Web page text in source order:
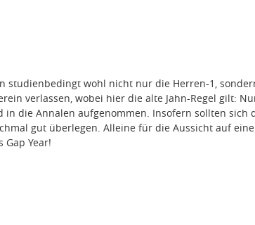
studienbedingt wohl nicht nur die Herren-1,
verlassen, wobei hier die alte Jahn-Regel gilt:
in die Annalen aufgenommen. Insofern sollten sich
gut überlegen. Alleine für die Aussicht auf
Year!